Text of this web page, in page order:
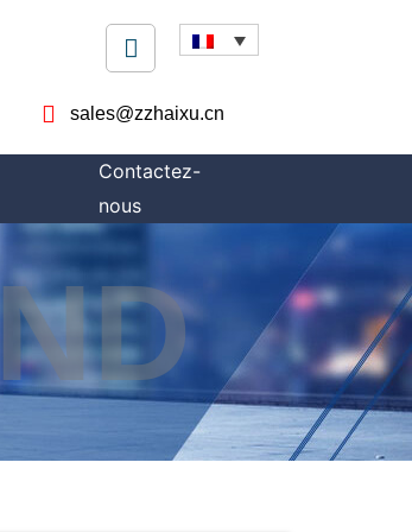
sales@zzhaixu.cn
Contactez-
nous